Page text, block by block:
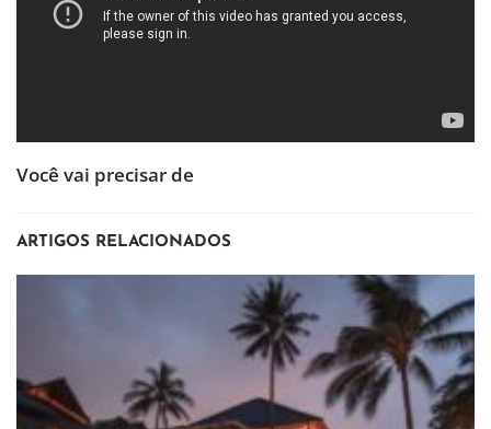
Você vai precisar de
ARTIGOS RELACIONADOS